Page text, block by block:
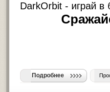
DarkOrbit - играй в
Подробнее